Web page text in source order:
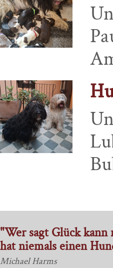
"Wer sagt Glück kann
hat niemals einen
Michael Harms